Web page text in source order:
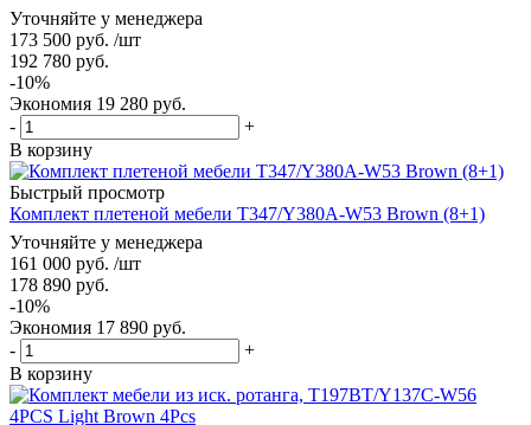
Уточняйте у менеджера
173 500 руб. /шт
192 780 руб.
-10%
Экономия 19 280 руб.
-
+
В корзину
Быстрый просмотр
Комплект плетеной мебели T347/Y380A-W53 Brown (8+1)
Уточняйте у менеджера
161 000 руб. /шт
178 890 руб.
-10%
Экономия 17 890 руб.
-
+
В корзину